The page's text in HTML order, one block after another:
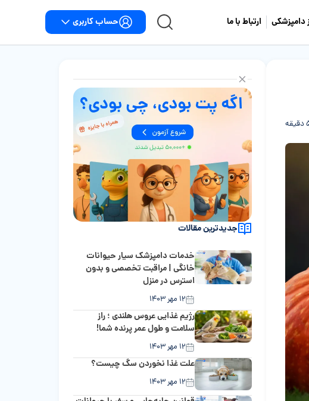
دامپزشکی ارتباط با ما حساب کاربری
جدیدترین مقالات
خدمات دامپزشک سیار حیوانات
خانگی | مراقبت تخصصی و بدون
استرس در منزل
۱۲ مهر ۱۴۰۳
رژیم غذایی عروس هلندی ؛ راز
سلامت و طول عمر پرنده شما!
۱۲ مهر ۱۴۰۳
علت غذا نخوردن سگ چیست؟
۱۲ مهر ۱۴۰۳